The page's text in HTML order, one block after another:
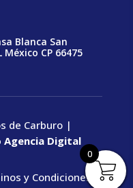
Blanca San
CP 66475
de Carburo |
Agencia Digital
y Condiciones
0